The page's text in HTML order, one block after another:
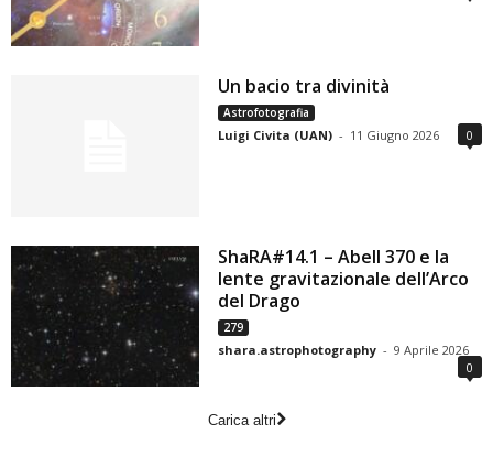
Un bacio tra divinità
Astrofotografia
Luigi Civita (UAN) - 11 Giugno 2026 0
ShaRA#14.1 – Abell 370 e la
lente gravitazionale dell’Arco
del Drago
279
shara.astrophotography - 9 Aprile 2026
0
Carica altri